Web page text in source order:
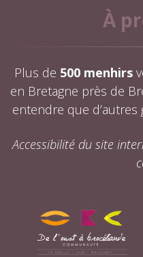
À
Plus de 500 menhirs
en Bretagne près de
entendre que
Accessibilité du site